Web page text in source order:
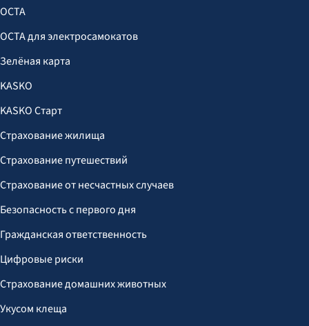
OCTA
OCTA для электросамокатов
Зелёная карта
KASKO
KASKO Старт
Страхование жилища
Страхование путешествий
Страхование от несчастных случаев
Безопасность с первого дня
Гражданская ответственность
Цифровые риски
Страхование домашних животных
Укусом клеща